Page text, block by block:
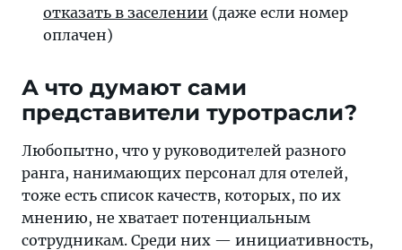
отказать в заселении (даже если номер
оплачен)
А что думают сами
представители туротрасли?
Любопытно, что у руководителей разного
ранга, нанимающих персонал для отелей,
тоже есть список качеств, которых, по их
мнению, не хватает потенциальным
сотрудникам. Среди них — инициативность,